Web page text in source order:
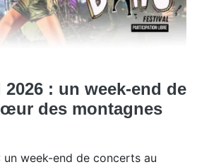
: un week-end de
des montagnes
un week-end de concerts au